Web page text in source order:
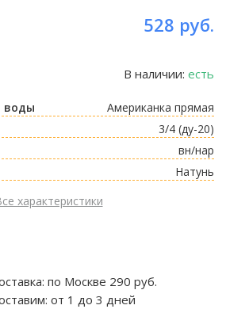
528 руб.
В наличии: есть
воды
Американка прямая
3/4 (ду-20)
вн/нар
Натунь
характеристики
по Москве 290 руб.
от 1 до 3 дней